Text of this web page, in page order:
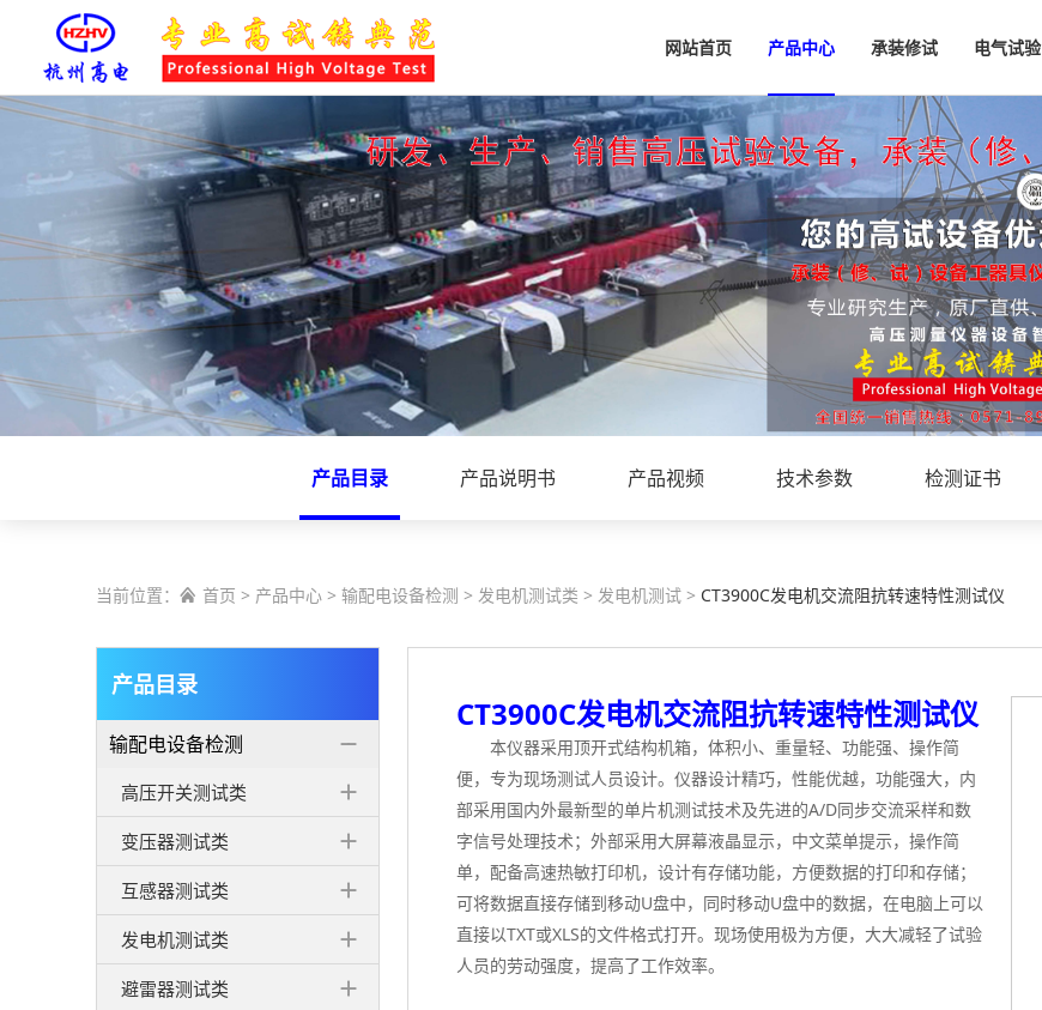
网站首页 产品中心 承装修试 电气试验
产品目录 产品说明书 产品视频 技术参数 检测证书
当前位置：  首页 > 产品中心 > 输配电设备检测 > 发电机测试类 > 发电机测试 > CT3900C发电机交流阻抗转速特性测试仪
产品目录
输配电设备检测
高压开关测试类
变压器测试类
互感器测试类
发电机测试类
避雷器测试类
CT3900C发电机交流阻抗转速特性测试仪
本仪器采用顶开式结构机箱，体积小、重量轻、功能强、操作简
便，专为现场测试人员设计。仪器设计精巧，性能优越，功能强大，内
部采用国内外最新型的单片机测试技术及先进的A/D同步交流采样和数
字信号处理技术；外部采用大屏幕液晶显示，中文菜单提示，操作简
单，配备高速热敏打印机，设计有存储功能，方便数据的打印和存储；
可将数据直接存储到移动U盘中，同时移动U盘中的数据，在电脑上可以
直接以TXT或XLS的文件格式打开。现场使用极为方便，大大减轻了试验
人员的劳动强度，提高了工作效率。